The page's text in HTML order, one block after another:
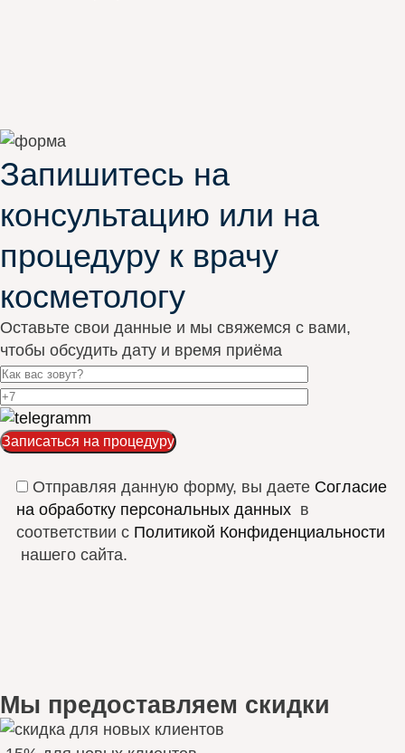
Запишитесь на
консультацию или на
процедуру к врачу
косметологу
Оставьте свои данные и мы свяжемся с вами,
чтобы обсудить дату и время приёма
Отправляя данную форму, вы даете Согласие
на обработку персональных данных в
соответствии с Политикой Конфиденциальности
нашего сайта.
Мы предоставляем скидки